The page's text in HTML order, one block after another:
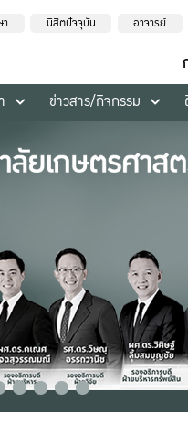
นิสิตปัจจุบัน อาจารย์
ข่าวสาร/กิจกรรม